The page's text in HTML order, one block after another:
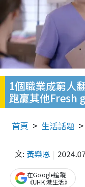
1個職業成窮人
跑贏其他Fresh
首頁 生活話題
文: 黃樂恩
在Google追蹤
《UHK 港生活》